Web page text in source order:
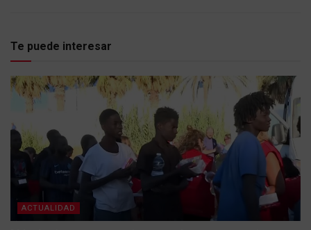
Te puede interesar
ACTUALIDAD